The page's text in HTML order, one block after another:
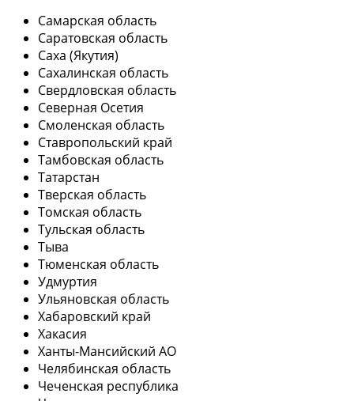
Самарская область
Саратовская область
Саха (Якутия)
Сахалинская область
Свердловская область
Северная Осетия
Смоленская область
Ставропольский край
Тамбовская область
Татарстан
Тверская область
Томская область
Тульская область
Тыва
Тюменская область
Удмуртия
Ульяновская область
Хабаровский край
Хакасия
Ханты-Мансийский АО
Челябинская область
Чеченская республика